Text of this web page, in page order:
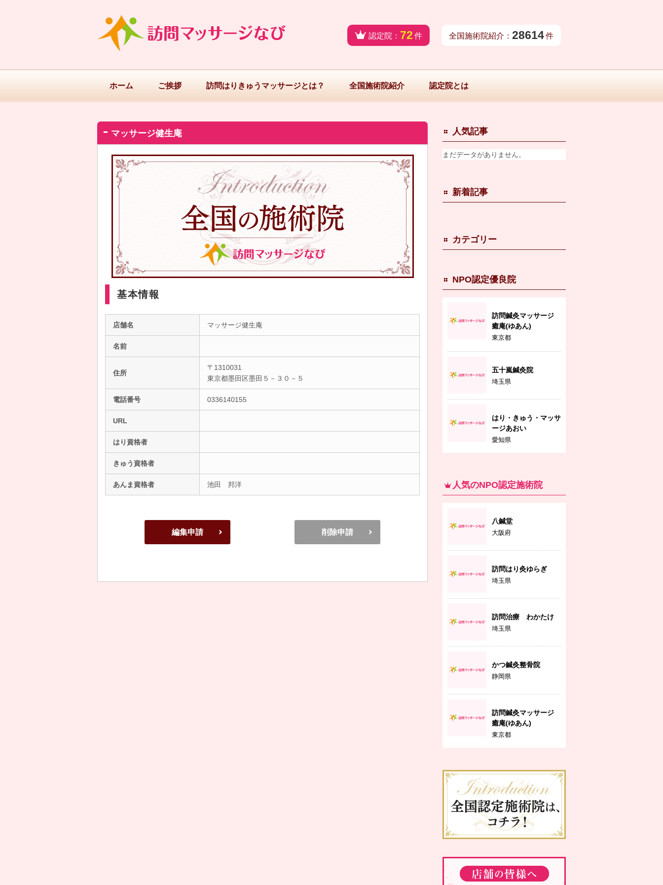
認定院： 72 件 全国施術院紹介： 28614件
ホーム ご挨拶 訪問はりきゅうマッサージとは？ 全国施術院紹介 認定院とは
マッサージ健生庵
基本情報
店舗名 マッサージ健生庵
名前
住所
〒1310031
東京都墨田区墨田５－３０－５
電話番号 0336140155
URL
はり資格者
きゅう資格者
あんま資格者 池田 邦洋
編集申請 削除申請
人気記事
まだデータがありません。
新着記事
カテゴリー
NPO認定優良院
訪問鍼灸マッサージ
癒庵(ゆあん)
東京都
五十嵐鍼灸院
埼玉県
はり・きゅう・マッサ
ージあおい
愛知県
人気のNPO認定施術院
八鍼堂
大阪府
訪問はり灸ゆらぎ
埼玉県
訪問治療 わかたけ
埼玉県
かつ鍼灸整骨院
静岡県
訪問鍼灸マッサージ
癒庵(ゆあん)
東京都